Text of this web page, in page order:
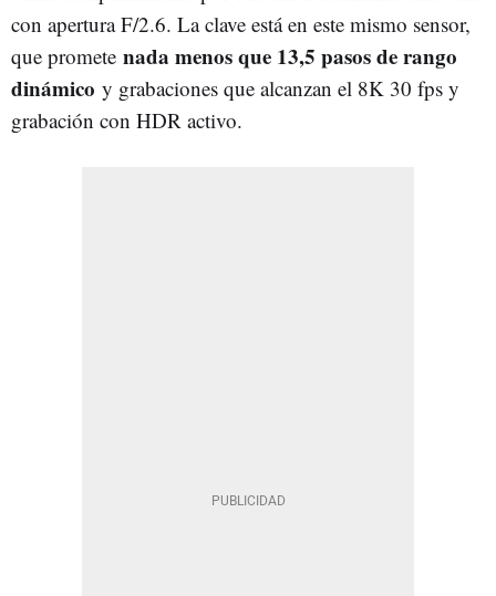
con apertura F/2.6. La clave está en este mismo sensor,
que promete nada menos que 13,5 pasos de rango
dinámico y grabaciones que alcanzan el 8K 30 fps y
grabación con HDR activo.